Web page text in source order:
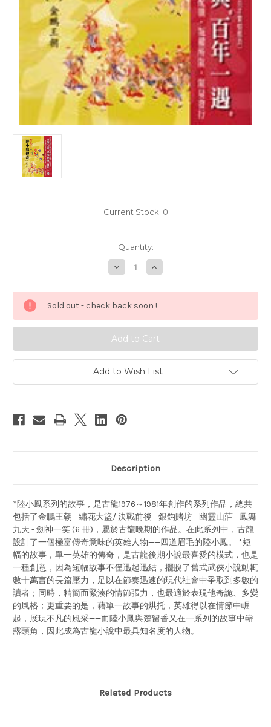
Current Stock: 0
Quantity:
Decrease
Quantity
古
龍
:
小
鳳
傳
奇-
金
鵬
王
朝
大
盜/
-
坊
-
幽
靈
山
莊
-
鳳
舞
九
天
-
劍
神
一
笑
(WBUN)
Increase
Quantity
古
:
小
鳳
傳
奇-
金
鵬
王
朝
-
坊
-
幽
靈
莊
-
鳳
舞
九
天
-
劍
神
一
笑
(WBUN)
Sold out - check back soon !
Add to Wish List
Description
*陸小鳳系列的故事，是古龍1976～1981年創作的系列作品，總共
包括了金鵬王朝 - 繡花大盜/ 決戰前後 - 銀鈎賭坊 - 幽靈山莊 - 鳳舞
九天 - 劍神一笑 (6 冊)，屬於古龍晚期的作品。在此系列中，古龍
設計了一個極富傳奇意味的英雄人物——四道眉毛的陸小鳳。 *短
幅的故事，單一英雄的傳奇，是古龍後期小說最喜愛的模式，也是
一種創意，因為短幅故事不僅迅起迅結，擺脫了舊式武俠小說動輒
數十萬言的長篇壓力，足以在節奏迅速的現代社會中爭取到多數的
讀者；同時，精簡而緊湊的情節張力，也最適於表現他奇詭、多變
的風格；更重要的是，藉單一故事的烘托，英雄得以在情節中崛
起，展現不凡的風采——而陸小鳳與楚留香又在一系列的故事中嶄
露頭角，因此成為古龍小說中最具知名度的人物。
Related Products